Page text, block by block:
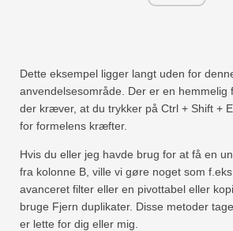
Nyheder
Drejebord
Hurtig
Dette eksempel ligger langt uden for
anvendelsesområde. Der er en hemmelig
der kræver, at du trykker på Ctrl + Shift +
for formelens kræfter.
Hvis du eller jeg havde brug for at få en
fra kolonne B, ville vi gøre noget som
avanceret filter eller en pivottabel eller
bruge Fjern duplikater. Disse metoder
er lette for dig eller mig.